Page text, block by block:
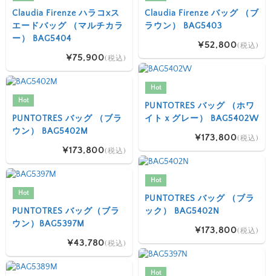
Claudia Firenze ハラコxス
エードバッグ （マルチカラ
ー） BAG5404
¥75,900(税込)
Claudia Firenze バッグ （ブ
ラウン） BAG5403
¥52,800(税込)
Hot
PUNTOTRES バッグ （ホワ
イトｘグレー） BAG5402W
¥173,800(税込)
Hot
PUNTOTRES バッグ （ブラ
ウン） BAG5402M
¥173,800(税込)
Hot
PUNTOTRES バッグ （ブラ
ック） BAG5402N
¥173,800(税込)
Hot
PUNTOTRES バッグ（ブラ
ウン）BAG5397M
¥43,780(税込)
Hot